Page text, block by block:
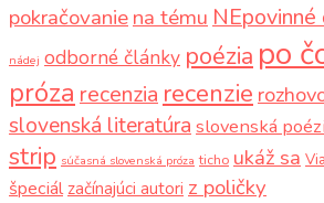
pokračovaniena tému NEpovinné
nádej odborné články poézia po
próza recenzia recenzie
slovenská literatúra slovenská
strip súčasná slovenská próza ticho ukáž sa
špeciál začínajúci autori z poličky